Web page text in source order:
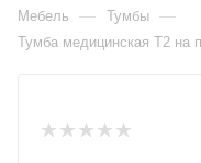
Мебель — Тумбы —
Тумба медицинская Т2 на